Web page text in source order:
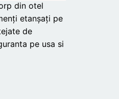
din otel
etanșați pe
de
pe usa si